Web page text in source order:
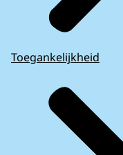
Toegankelijkheid